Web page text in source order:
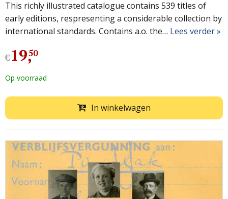
This richly illustrated catalogue contains 539 titles of
early editions, respresenting a considerable collection by
international standards. Contains a.o. the… Lees verder »
€19,
50
Op voorraad
In winkelwagen